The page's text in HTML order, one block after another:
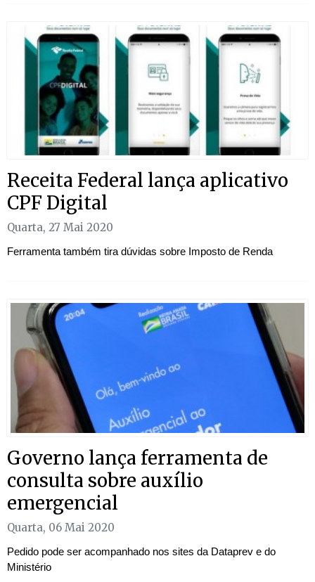
Receita Federal lança aplicativo
CPF Digital
Quarta, 27 Mai 2020
Ferramenta também tira dúvidas sobre Imposto de Renda
Governo lança ferramenta de
consulta sobre auxílio
emergencial
Quarta, 06 Mai 2020
Pedido pode ser acompanhado nos sites da Dataprev e do
Ministério